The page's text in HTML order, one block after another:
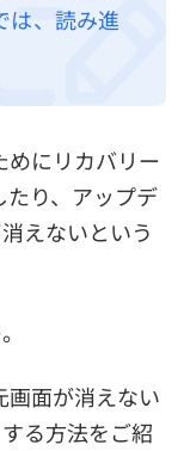
は、読み進
にリカバリー
り、アップデ
えないという
面が消えない
る方法をご紹